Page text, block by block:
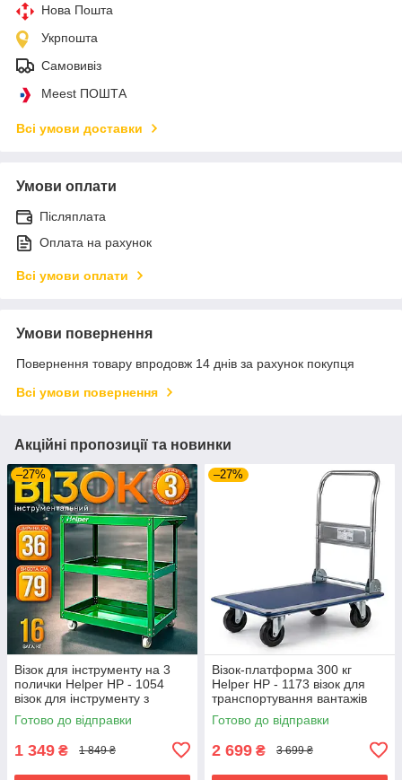
Нова Пошта
Укрпошта
Самовивіз
Meest ПОШТА
Всі умови доставки
Умови оплати
Післяплата
Оплата на рахунок
Всі умови оплати
Умови повернення
Повернення товару впродовж 14 днів за рахунок покупця
Всі умови повернення
Акційні пропозиції та новинки
–27%
Візок для інструменту на 3
полички Helper HP - 1054
візок для інструменту з
колесами візок для СТО
Готово до відправки
1 349 ₴ 1 849 ₴
–27%
Візок-платформа 300 кг
Helper HP - 1173 візок для
транспортування вантажів
складська платформа
вантажний візок для складів
Готово до відправки
2 699 ₴ 3 699 ₴